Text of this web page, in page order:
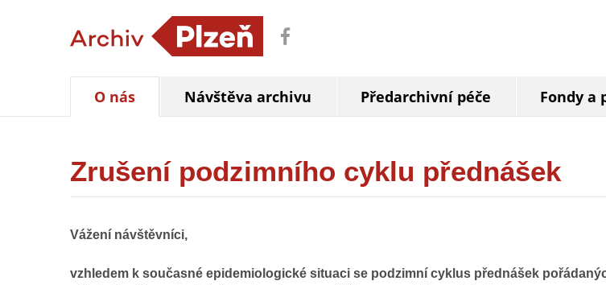
O nás Návštěva archivu Předarchivní péče Fondy a
Zrušení podzimního cyklu přednášek
Vážení návštěvníci,
vzhledem k současné epidemiologické situaci se podzimní cyklus přednášek